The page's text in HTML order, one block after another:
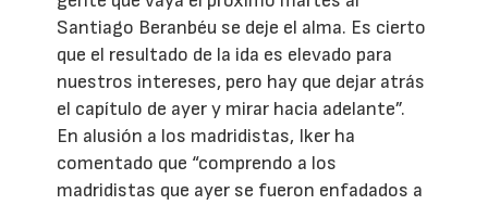
Santiago Beranbéu se deje el alma. Es cierto
que el resultado de la ida es elevado para
nuestros intereses, pero hay que dejar atrás
el capítulo de ayer y mirar hacia adelante”.
En alusión a los madridistas, Iker ha
comentado que “comprendo a los
madridistas que ayer se fueron enfadados a